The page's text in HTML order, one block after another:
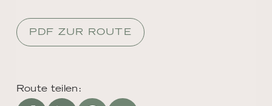
Route teilen:
PDF ZUR ROUTE